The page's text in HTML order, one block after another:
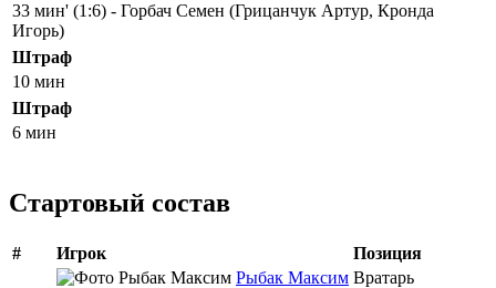
33 мин' (1:6) - Горбач Семен (Грицанчук Артур, Кронда
Игорь)
Штраф
10 мин
Штраф
6 мин
Стартовый состав
# Игрок
Позиция
Рыбак Максим Вратарь